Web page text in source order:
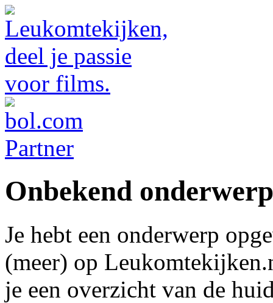
Onbekend onderwerp
Je hebt een onderwerp
(meer) op
je een overzicht van de